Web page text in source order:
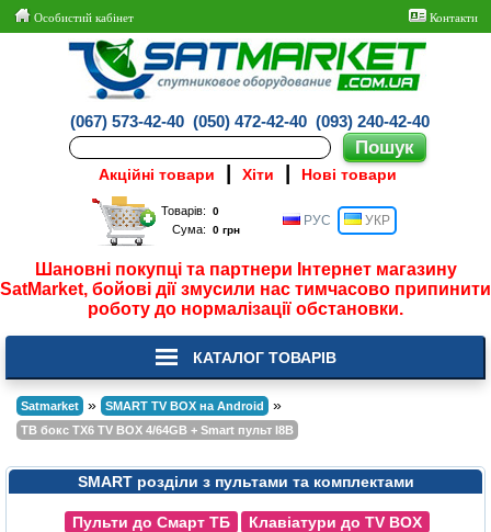
Особистий кабінет Контакти
(067) 573-42-40 (050) 472-42-40 (093) 240-42-40
Акційні товари Хіти Нові товари
Товарів:
Сума:
РУС УКР
Шановні покупці та партнери Інтернет магазину
SatMarket, бойові дії змусили нас тимчасово припинити
роботу до нормалізації обстановки.
КАТАЛОГ ТОВАРІВ
Satmarket » SMART TV BOX на Android »
ТВ бокс TX6 TV BOX 4/64GB + Smart пульт I8B
SMART розділи з пультами та комплектами
Пульти до Смарт ТБ
Клавіатури до TV BOX